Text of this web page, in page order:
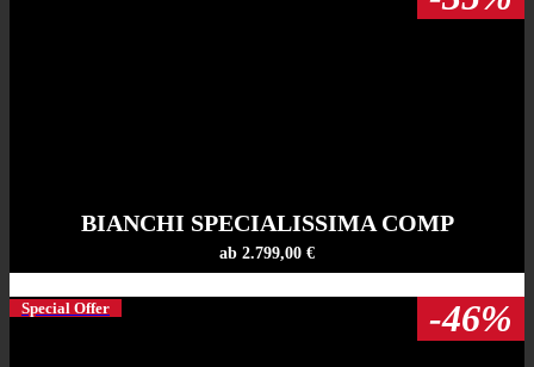
BIANCHI SPECIALISSIMA COMP
ab 2.799,00 €
Special Offer -46%